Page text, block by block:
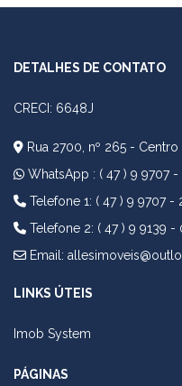
DETALHES DE CONTATO
CRECI: 6648J
Rua 2700, nº 265 -
WhatsApp : ( 47 ) 9 9707
Telefone 1: ( 47 ) 9 9707 -
Telefone 2: ( 47 ) 9 9139 -
Email:
LINKS ÚTEIS
Imob System
PÁGINAS